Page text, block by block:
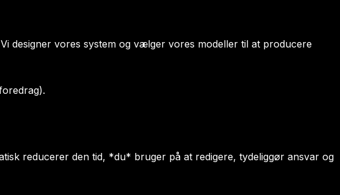
designer vores system og vælger vores modeller til at producere
reducerer den tid, *du* bruger på at redigere, tydeliggør ansvar og